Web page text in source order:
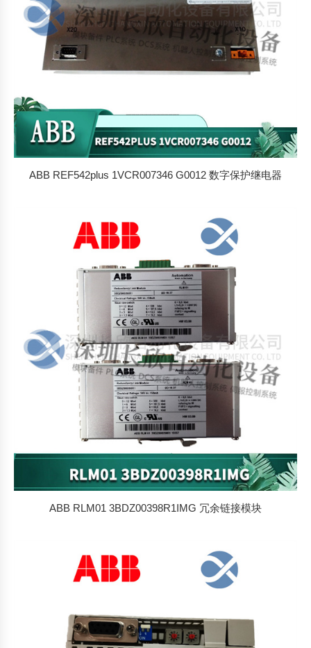
ABB REF542plus 1VCR007346 G0012 数字保护继电器
ABB RLM01 3BDZ00398R1IMG 冗余链接模块